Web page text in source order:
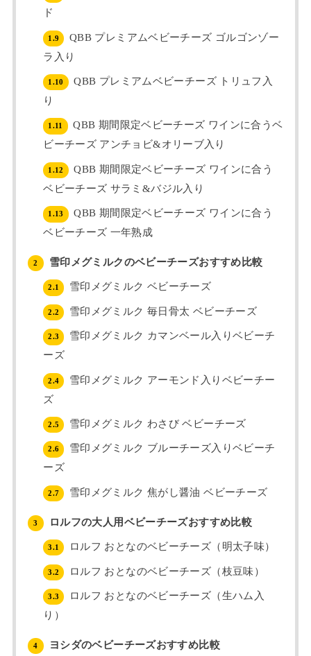
ド
1.9
QBB プレミアムベビーチーズ ゴルゴンゾー
ラ入り
1.10
QBB プレミアムベビーチーズ トリュフ入
り
1.11
QBB 期間限定ベビーチーズ ワインに合うベ
ビーチーズ アンチョビ&オリーブ入り
1.12
QBB 期間限定ベビーチーズ ワインに合う
ベビーチーズ サラミ&バジル入り
1.13
QBB 期間限定ベビーチーズ ワインに合う
ベビーチーズ 一年熟成
2 雪印メグミルクのベビーチーズおすすめ比較
2.1 雪印メグミルク ベビーチーズ
2.2 雪印メグミルク 毎日骨太 ベビーチーズ
2.3
雪印メグミルク カマンベール入りベビーチ
ーズ
2.4
雪印メグミルク アーモンド入りベビーチー
ズ
2.5 雪印メグミルク わさび ベビーチーズ
2.6
雪印メグミルク ブルーチーズ入りベビーチ
ーズ
2.7 雪印メグミルク 焦がし醤油 ベビーチーズ
3 ロルフの大人用ベビーチーズおすすめ比較
3.1 ロルフ おとなのベビーチーズ（明太子味）
3.2 ロルフ おとなのベビーチーズ（枝豆味）
3.3
ロルフ おとなのベビーチーズ（生ハム入
り）
4 ヨシダのベビーチーズおすすめ比較